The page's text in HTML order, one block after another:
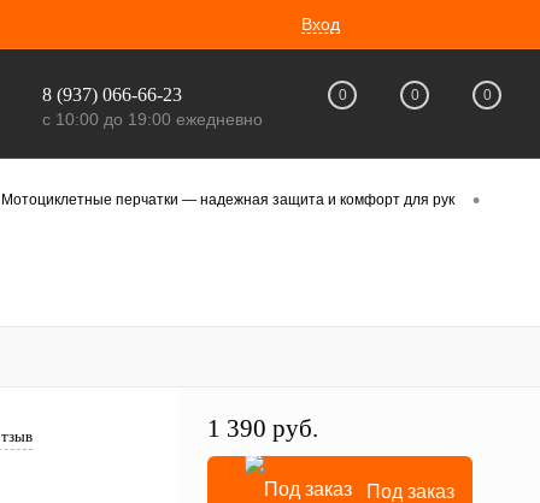
Вход
8 (937) 066-66-23
с 10:00 до 19:00 ежедневно
0 0 0
Мотоциклетные перчатки — надежная защита и комфорт для рук •
1 390 руб.
Под заказ